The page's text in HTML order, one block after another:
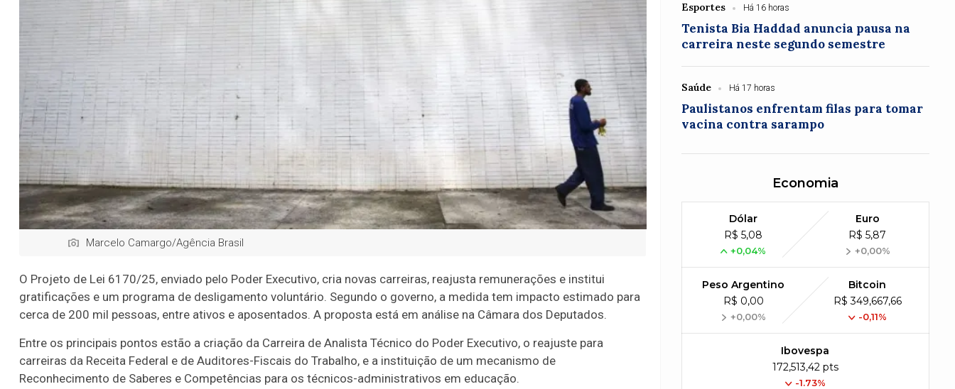
Marcelo Camargo/Agência Brasil
O Projeto de Lei 6170/25, enviado pelo Poder Executivo, cria novas carreiras, reajusta remunerações e institui
gratificações e um programa de desligamento voluntário. Segundo o governo, a medida tem impacto estimado para
cerca de 200 mil pessoas, entre ativos e aposentados. A proposta está em análise na Câmara dos Deputados.
Entre os principais pontos estão a criação da Carreira de Analista Técnico do Poder Executivo, o reajuste para
carreiras da Receita Federal e de Auditores-Fiscais do Trabalho, e a instituição de um mecanismo de
Reconhecimento de Saberes e Competências para os técnicos-administrativos em educação.
Esportes Há 16 horas
Tenista Bia Haddad anuncia pausa na
carreira neste segundo semestre
Saúde Há 17 horas
Paulistanos enfrentam filas para tomar
vacina contra sarampo
Economia
Dólar
R$ 5,08
+0,04%
Euro
R$ 5,87
+0,00%
Peso Argentino
R$ 0,00
+0,00%
Bitcoin
R$ 349,667,66
-0,11%
Ibovespa
172,513,42 pts
-1.73%